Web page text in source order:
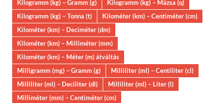
Kilogramm (kg) – Gramm (g)
Kilogramm (kg) – Mázsa (q)
Kilogramm (kg) – Tonna (t)
Kilométer (km) – Centiméter (cm)
Kilométer (km) – Deciméter (dm)
Kilométer (km) – Milliméter (mm)
Kilométer (km) – Méter (m) átváltás
Milligramm (mg) – Gramm (g)
Milliliter (ml) – Centiliter (cl)
Milliliter (ml) – Deciliter (dl)
Milliliter (ml) – Liter (l)
Milliméter (mm) – Centiméter (cm)